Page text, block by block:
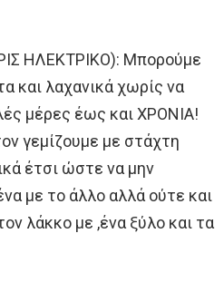
ΗΛΕΚΤΡΙΚΟ): Μπορούμε
και λαχανικά χωρίς να
μέρες έως και ΧΡΟΝΙΑ!
γεμίζουμε με στάχτη
έτσι ώστε να μην
με το άλλο αλλά ούτε και
λάκκο με ,ένα ξύλο και τα